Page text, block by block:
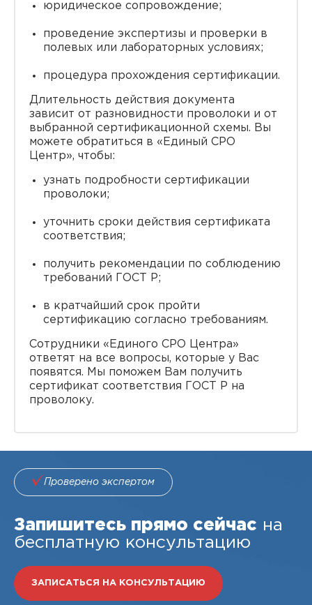
юридическое сопровождение;
проведение экспертизы и проверки в
полевых или лабораторных условиях;
процедура прохождения сертификации.
Длительность действия документа
зависит от разновидности проволоки и от
выбранной сертификационной схемы. Вы
можете обратиться в «Единый СРО
Центр», чтобы:
узнать подробности сертификации
проволоки;
уточнить сроки действия сертификата
соответствия;
получить рекомендации по соблюдению
требований ГОСТ Р;
в кратчайший срок пройти
сертификацию согласно требованиям.
Сотрудники «Единого СРО Центра»
ответят на все вопросы, которые у Вас
появятся. Мы поможем Вам получить
сертификат соответствия ГОСТ Р на
проволоку.
Проверено экспертом
Запишитесь прямо сейчас на
бесплатную консультацию
ЗАПИСАТЬСЯ НА КОНСУЛЬТАЦИЮ